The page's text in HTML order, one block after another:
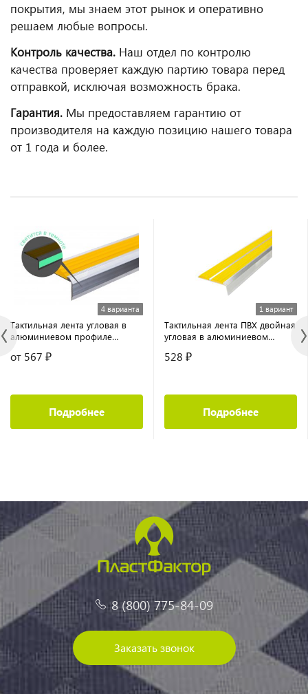
покрытия, мы знаем этот рынок и оперативно
решаем любые вопросы.
Контроль качества. Наш отдел по контролю
качества проверяет каждую партию товара перед
отправкой, исключая возможность брака.
Гарантия. Мы предоставляем гарантию от
производителя на каждую позицию нашего товара
от 1 года и более.
4 варианта
Тактильная лента угловая в
алюминиевом профиле
флуоресцентной лентой
от 567 ₽
Подробнее
1 вариант
Тактильная лента ПВХ двойная
угловая в алюминиевом
528 ₽
Подробнее
8 (800) 775-84-09
Заказать звонок